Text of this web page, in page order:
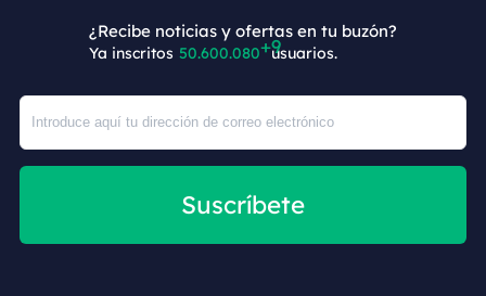
¿Recibe noticias y ofertas en tu buzón?
Ya inscritos 50.600.089 usuarios.
Suscríbete